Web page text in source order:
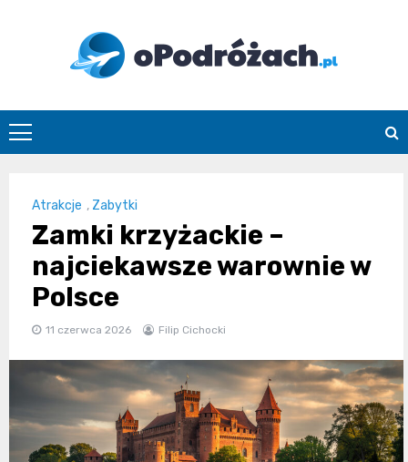
O
Podróżach
Atrakcje , Zabytki
Zamki krzyżackie –
najciekawsze warownie w
Polsce
11 czerwca 2026 Filip Cichocki